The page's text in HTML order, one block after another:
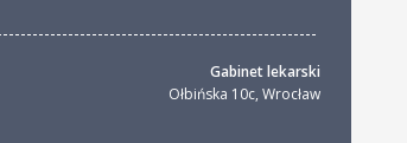
Gabinet lekarski
Ołbińska 10c,Wrocław